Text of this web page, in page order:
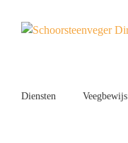
Diensten Veegbewijs